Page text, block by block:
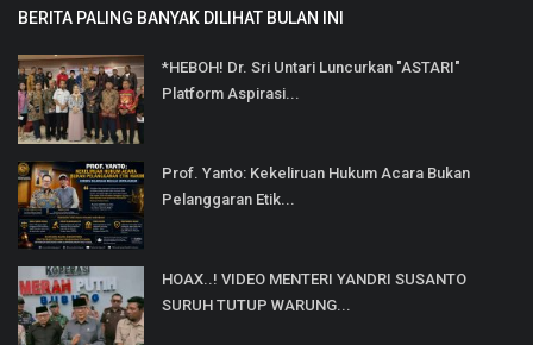
BERITA PALING BANYAK DILIHAT BULAN INI
*HEBOH! Dr. Sri Untari Luncurkan "ASTARI"
Platform Aspirasi...
Prof. Yanto: Kekeliruan Hukum Acara Bukan
Pelanggaran Etik...
HOAX..! VIDEO MENTERI YANDRI SUSANTO
SURUH TUTUP WARUNG...